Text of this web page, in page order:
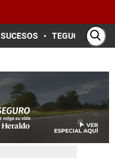
SUCESOS TEGUCIGALPA